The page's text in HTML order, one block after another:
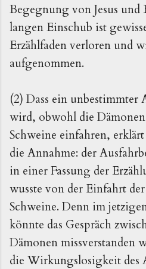
Begegnung von Jesus und
langen Einschub ist
Erzählfaden verloren und
aufgenommen.
(2) Dass ein unbestimmter
wird, obwohl die
Schweine einfahren,
die Annahme: der
in einer Fassung der
wusste von der Einfahrt
Schweine. Denn im
könnte das Gespräch
Dämonen missverstanden
die Wirkungslosigkeit des